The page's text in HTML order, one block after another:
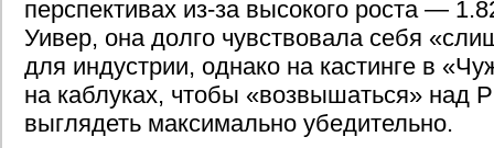
перспективах из-за высокого роста —
Уивер, она долго чувствовала себя
для индустрии, однако на кастинге в
на каблуках, чтобы «возвышаться» над
выглядеть максимально убедительно.